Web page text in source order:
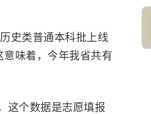
历史类普通本科批上线
意味着，今年我省共有
这个数据是志愿填报